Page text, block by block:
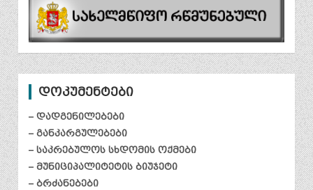
დოკუმენტები
– დადგენილებები
– განკარგულებები
– საკრებულოს სხდომის ოქმები
– მუნიციპალიტეტის ბიუჯეტი
– ბრძანებები